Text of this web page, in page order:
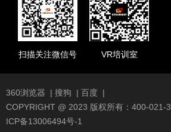
扫描关注微信号 VR培训室
360浏览器 | 搜狗 | 百度
|
COPYRIGHT @ 2023 版权所有：400-
ICP备13006494号-1